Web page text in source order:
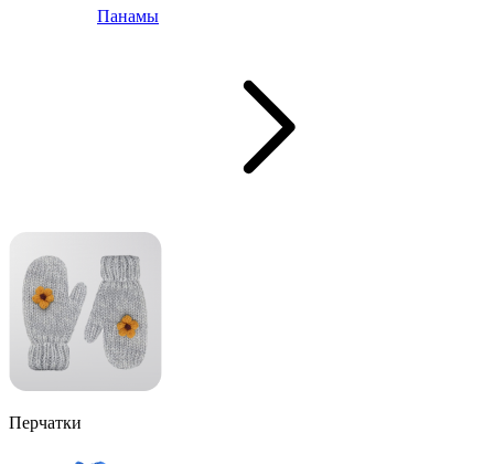
Панамы
Перчатки